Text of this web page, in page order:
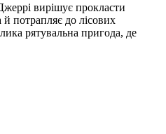
вирішує прокласти
потрапляє до лісових
рятувальна пригода, де